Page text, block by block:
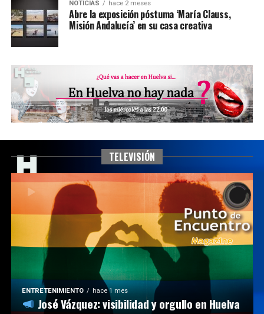
NOTICIAS hace 2 meses
Abre la exposición póstuma ‘María Clauss,
Misión Andalucía’ en su casa creativa
TELEVISIÓN
ENTRETENIMIENTO hace 1 mes
José Vázquez: visibilidad y orgullo en Huelva